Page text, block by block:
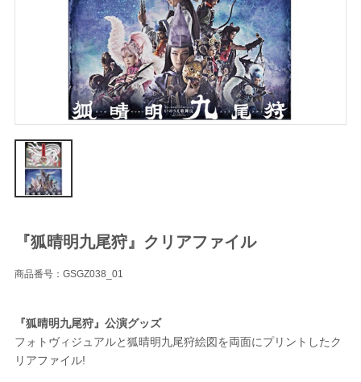
『狐晴明九尾狩』クリアファイル
商品番号：GSGZ038_01
『狐晴明九尾狩』公演グッズ
フォトヴィジュアルと狐晴明九尾狩絵図を両面にプリントしたク
リアファイル!